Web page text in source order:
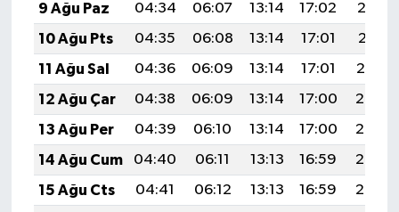
9 Ağu Paz
04:34 06:07 13:14 17:02
20:12
10 Ağu Pts
04:35 06:08 13:14 17:01
20:11
11 Ağu Sal
04:36 06:09 13:14 17:01
20:10
12 Ağu Çar
04:38 06:09 13:14 17:00
20:08
13 Ağu Per
04:39 06:10 13:14 17:00
20:07
14 Ağu Cum
04:40 06:11 13:13 16:59
20:06
15 Ağu Cts
04:41 06:12 13:13 16:59
20:05